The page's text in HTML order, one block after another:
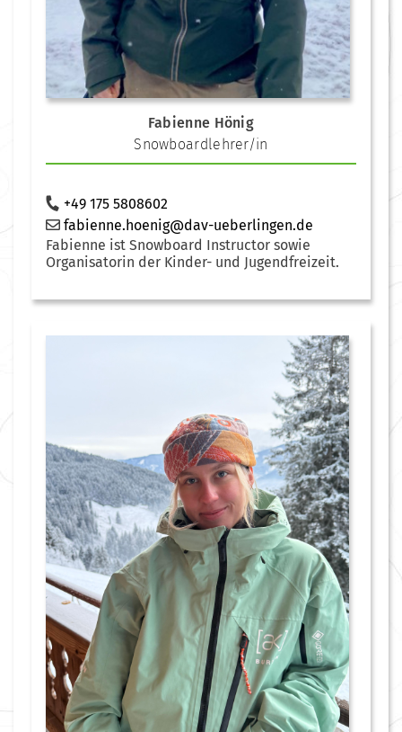
Fabienne Hönig
Snowboardlehrer/in
+49 175 5808602
fabienne.hoenig@dav-ueberlingen.de
Fabienne ist Snowboard Instructor sowie
Organisatorin der Kinder- und Jugendfreizeit.